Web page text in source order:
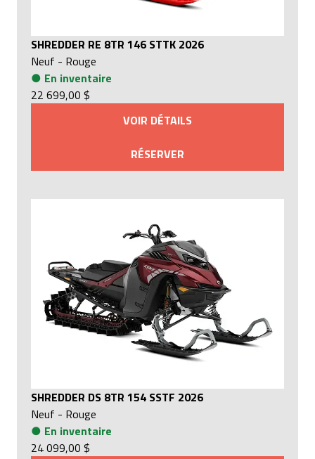
SHREDDER RE 8TR 146 STTK 2026
Neuf - Rouge
● En inventaire
22 699,00 $
VOIR DÉTAILS
RÉSERVER
SHREDDER DS 8TR 154 SSTF 2026
Neuf - Rouge
● En inventaire
24 099,00 $